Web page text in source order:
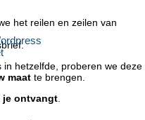
het reilen en zeilen van
hetzelfde, proberen we deze
maat te brengen.
je ontvangt